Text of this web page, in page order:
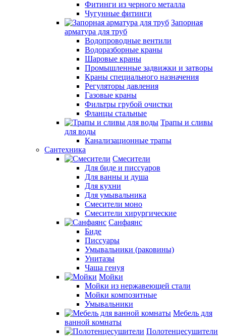
Фитинги из черного металла
Чугунные фитинги
Запорная
арматура для труб
Водопроводные вентили
Водоразборные краны
Шаровые краны
Промышленные задвижки и затворы
Краны специального назначения
Регуляторы давления
Газовые краны
Фильтры грубой очистки
Фланцы стальные
Трапы и сливы
для воды
Канализационные трапы
Сантехника
Смесители
Для биде и писсуаров
Для ванны и душа
Для кухни
Для умывальника
Смесители моно
Смесители хирургические
Санфаянс
Биде
Писсуары
Умывальники (раковины)
Унитазы
Чаша генуя
Мойки
Мойки из нержавеющей стали
Мойки композитные
Умывальники
Мебель для
ванной комнаты
Полотенцесушители